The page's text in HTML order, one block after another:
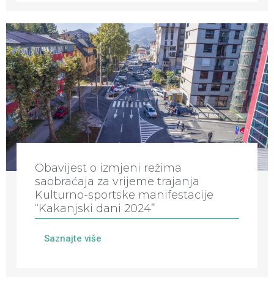
Obavijest o izmjeni režima
saobraćaja za vrijeme trajanja
Kulturno-sportske manifestacije
“Kakanjski dani 2024”
Saznajte više